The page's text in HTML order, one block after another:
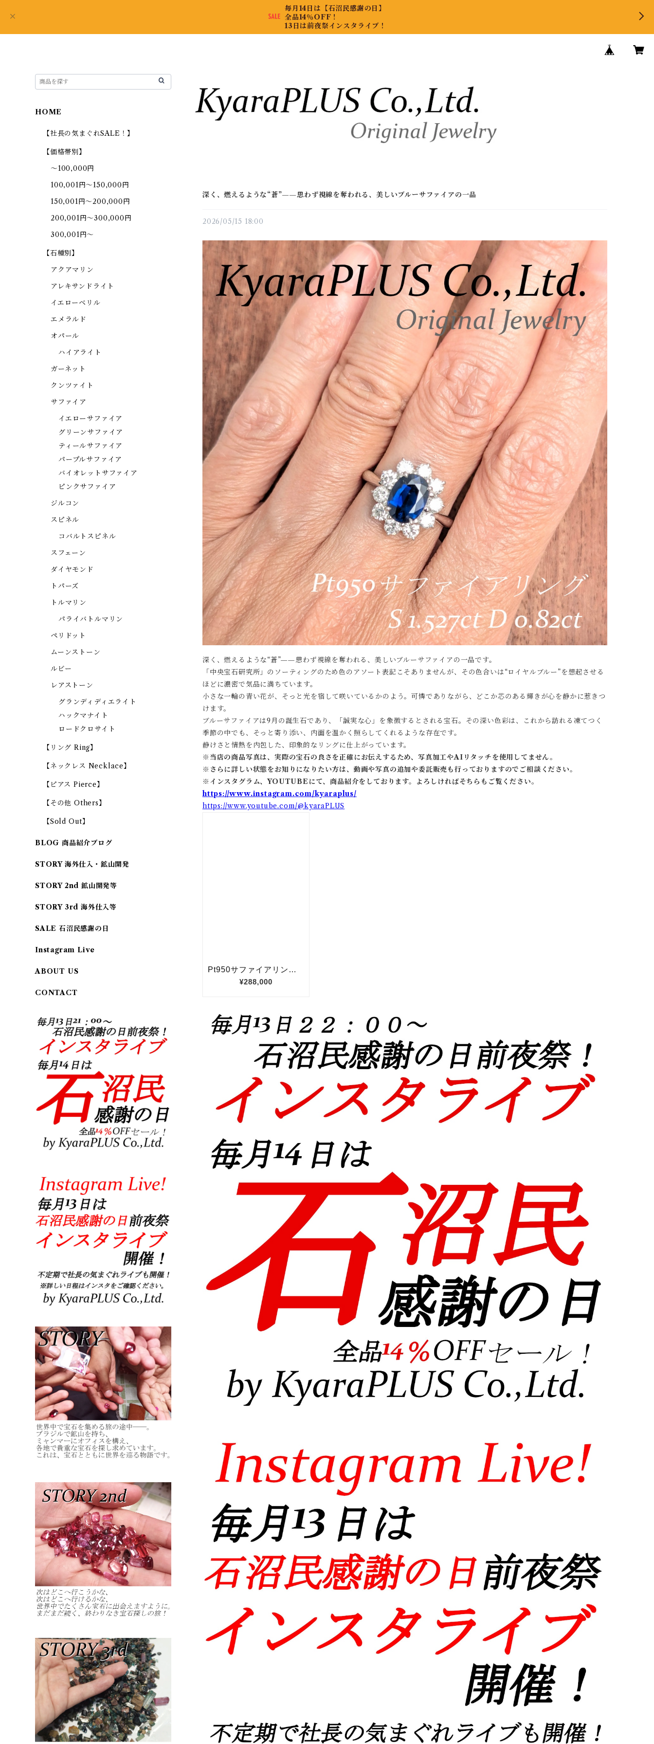
毎月14日は【石沼民感謝の日】
全品14％OFF！
13日は前夜祭インスタライブ！
深く、燃えるような“蒼”——思わず視線を奪われる、美しいブルーサファイアの一品
2026/05/15 18:00
深く、燃えるような“蒼”——思わず視線を奪われる、美しいブルーサファイアの一品です。
「中央宝石研究所 」のソーティングのため色のアソート表記こそありませんが、その色合いは“ロイヤルブルー”を想起させる
ほどに濃密で気品に満ちています。
小さな一輪の青い花が、そっと光を宿して咲いているかのよう。可憐でありながら、どこか芯のある輝きが心を静かに惹きつ
けます。
ブルーサファイアは9月の誕生石であり、「誠実な心」を象徴するとされる宝石。その深い色彩は、これから訪れる凍てつく
季節の中でも、そっと寄り添い、内面を温かく照らしてくれるような存在です。
静けさと情熱を内包した、印象的なリングに仕上がっています。
※当店の商品写真は、実際の宝石の良さを正確にお伝えするため、写真加工やAIリタッチを使用してません。
※ さらに詳しい状態をお知りになりたい方は、動画や写真の追加や委託販売も行っておりますのでご相談ください。
※ インスタグラム、YOUTUBEにて、商品紹介をしております。よろしければそちらもご覧ください。
https://www.instagram.com/kyaraplus/
https://www.youtube.com/@kyaraPLUS
HOME
【社長の気まぐれSALE！】
【価格帯別】
～100,000円
100,001円～150,000円
150,001円～200,000円
200,001円～300,000円
300,001円～
【石種別】
アクアマリン
アレキサンドライト
イエローベリル
エメラルド
オパール
ハイアライト
ガーネット
クンツァイト
サファイア
イエローサファイア
グリーンサファイア
ティールサファイア
パープルサファイア
バイオレットサファイア
ピンクサファイア
ジルコン
スピネル
コバルトスピネル
スフェーン
ダイヤモンド
トパーズ
トルマリン
パライバトルマリン
ペリドット
ムーンストーン
ルビー
レアストーン
グランディディエライト
ハックマナイト
ロードクロサイト
【リング Ring】
【ネックレス Necklace】
【ピアス Pierce】
【その他 Others】
【Sold Out】
BLOG 商品紹介ブログ
STORY 海外仕入・鉱山開発
STORY 2nd 鉱山開発等
STORY 3rd 海外仕入等
SALE 石沼民感謝の日
Instagram Live
ABOUT US
CONTACT